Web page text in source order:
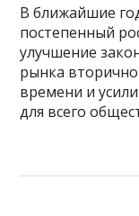
В ближайшие
постепенный
улучшение
рынка
времени и
для всего